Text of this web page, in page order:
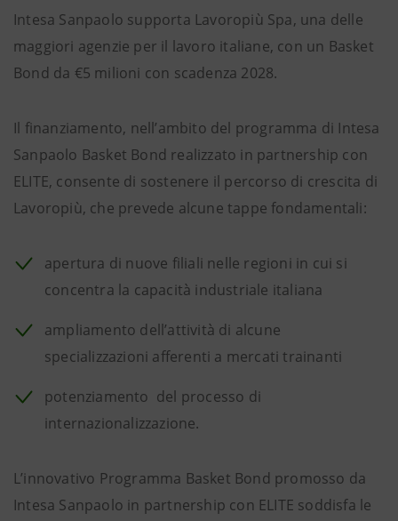
Intesa Sanpaolo supporta Lavoropiù Spa, una delle
maggiori agenzie per il lavoro italiane, con un Basket
Bond da €5 milioni con scadenza 2028.
Il finanziamento, nell’ambito del programma di Intesa
Sanpaolo Basket Bond realizzato in partnership con
ELITE, consente di sostenere il percorso di crescita di
Lavoropiù, che prevede alcune tappe fondamentali:
apertura di nuove filiali nelle regioni in cui si
concentra la capacità industriale italiana
ampliamento dell’attività di alcune
specializzazioni afferenti a mercati trainanti
potenziamento del processo di
internazionalizzazione.
L’innovativo Programma Basket Bond promosso da
Intesa Sanpaolo in partnership con ELITE soddisfa le